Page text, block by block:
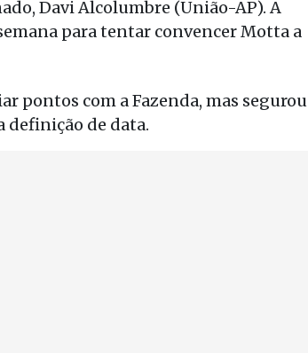
Davi Alcolumbre (União-AP). A
para tentar convencer Motta a
pontos com a Fazenda, mas segurou
definição de data.